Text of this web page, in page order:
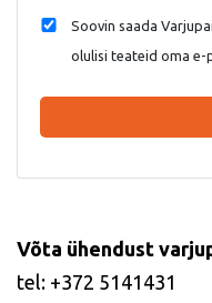
Soovin saada
olulisi teateid oma e-
Võta ühendust
tel: +372 5141431